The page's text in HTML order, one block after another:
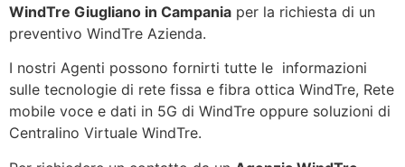
WindTre Giugliano in Campania per la richiesta di un
preventivo WindTre Azienda.
I nostri Agenti possono fornirti tutte le informazioni
sulle tecnologie di rete fissa e fibra ottica WindTre, Rete
mobile voce e dati in 5G di WindTre oppure soluzioni di
Centralino Virtuale WindTre.